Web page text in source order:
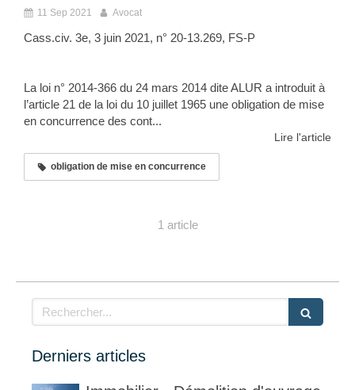
11 Sep 2021 Avocat
Cass.civ. 3e, 3 juin 2021, n° 20-13.269, FS-P
La loi n° 2014-366 du 24 mars 2014 dite ALUR a introduit à
l’article 21 de la loi du 10 juillet 1965 une obligation de mise
en concurrence des cont...
Lire l'article
obligation de mise en concurrence
1 article
Rechercher
Derniers articles